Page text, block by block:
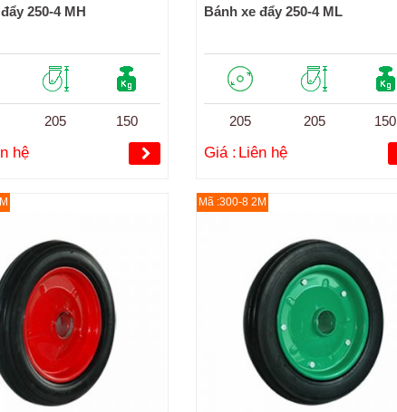
250-4 MH
205 150
hệ
Bánh xe đẩy 250-4 ML
205 205 150
Giá : Liên hệ
Mã :300-8 2M